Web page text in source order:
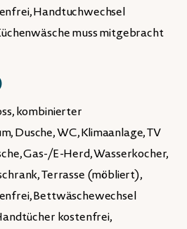
Handtuchwechsel
muss mitgebracht
kombinierter
Dusche, WC, Klimaanlage, TV
Gas-/E-Herd, Wasserkocher,
Terrasse (möbliert),
Bettwäschewechsel
kostenfrei,